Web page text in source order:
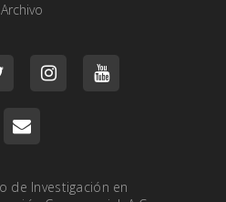
Archivo
de Investigación en